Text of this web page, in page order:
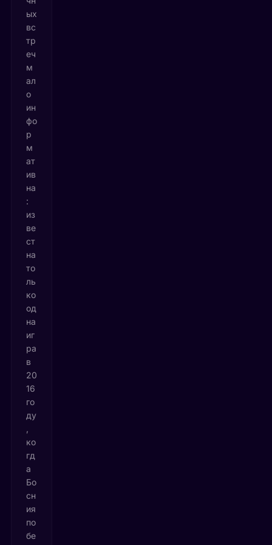
ых
вс
тр
еч
м
ал
о
ин
фо
р
м
ат
ив
на
:
из
ве
ст
на
то
ль
ко
од
на
иг
ра
в
20
16
го
ду
ко
гд
а
Бо
сн
ия
по
бе